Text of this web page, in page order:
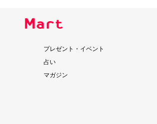
プレゼント・イベント
占い
マガジン